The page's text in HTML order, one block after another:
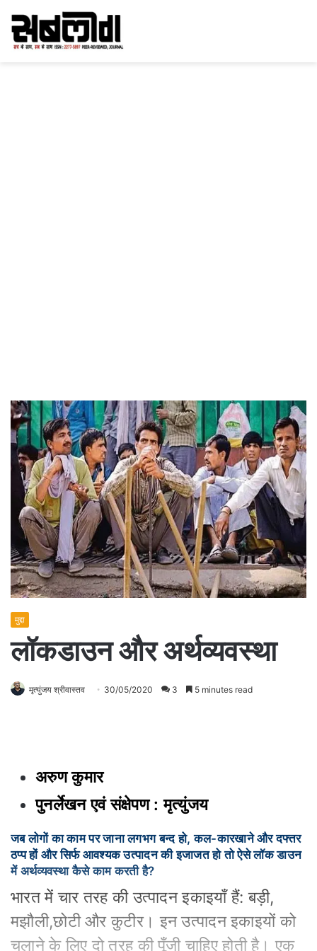
मुद्दा
लॉकडाउन और अर्थव्यवस्था
मृत्युंजय श्रीवास्तव 30/05/2020 3 5 minutes read
अरुण कुमार
पुनर्लेखन एवं संक्षेपण : मृत्युंजय
जब लोगों का काम पर जाना लगभग बन्द हो, कल-कारखाने और दफ्तर
ठप्प हों और सिर्फ आवश्यक उत्पादन की इजाजत हो तो ऐसे लॉक डाउन
में अर्थव्यवस्था कैसे काम करती है?
भारत में चार तरह की उत्पादन इकाइयाँ हैं: बड़ी,
मझौली,छोटी और कुटीर। इन उत्पादन इकाइयों को
चलाने के लिए दो तरह की पूँजी चाहिए होती है। एक